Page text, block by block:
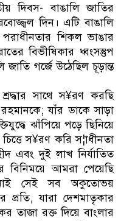
দিবস- বাঙালি জাতির
দিন। এটি বাঙালি
শিকল ভাঙার
বিভীষিকার ধ্বংসস্তুপ
গর্জে উঠেছিল চূড়ান্ত
সাথে স¥রণ করছি
যাঁর ডাকে সাড়া
ঝাঁপিয়ে পড়ে ছিনিয়ে
স¥রণ করি স¦াধীনতা
এবং দুই লাখ নির্যাতিত
বিনিময়ে আমরা পেয়েছি
সেই সব অকুতোভয়
প্রতি, যারা দেশমাতৃকার
তাজা রক্ত দিয়ে বাংলার